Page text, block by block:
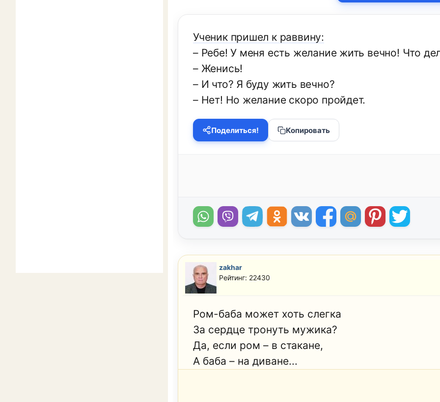
Ученик пришел к раввину:
– Ребе! У меня есть желание жить вечно! Что
– Женись!
– И что? Я буду жить вечно?
– Нет! Но желание скоро пройдет.
Поделиться! Копировать
zakhar
Рейтинг: 22430
Ром-баба может хоть слегка
За сердце тронуть мужика?
Да, если ром – в стакане,
А баба – на диване...